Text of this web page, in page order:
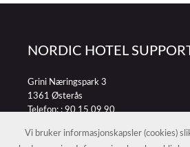
NORDIC HOTEL
Grini Næringspark 3
1361 Østerås
Telefon: :90 15 09 90
Vi bruker informasjonskapsler (cookies)